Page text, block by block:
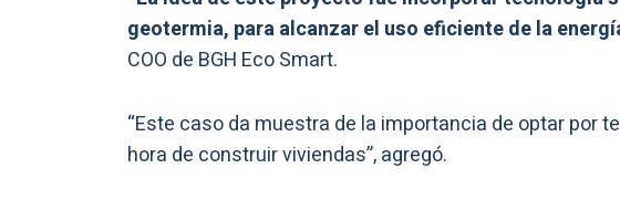
geotermia, para alcanzar el uso eficiente de la
COO de BGH Eco Smart.
“Este caso da muestra de la importancia de optar por
hora de construir viviendas”, agregó.